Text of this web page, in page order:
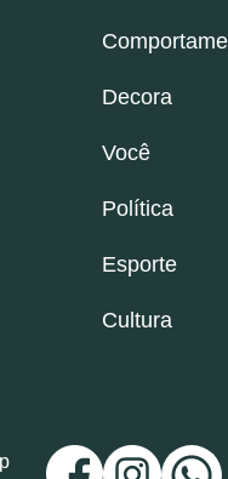
Decora
Você
Política
Esporte
Cultura